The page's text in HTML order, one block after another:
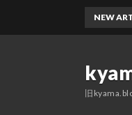
旧
NEW